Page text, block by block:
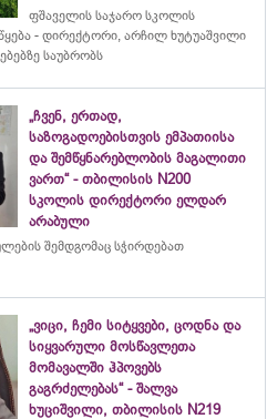
ფშაველის საჯარო სკოლის
- დირექტორი, არჩილ ხუტუაშვილი
საუბრობს
„ჩვენ, ერთად,
საზოგადოებისთვის ემპათიისა
და შემწყნარებლობის მაგალითი
ვართ“ - თბილისის N200
სკოლის დირექტორი ელდარ
არაბული
შემდგომაც სჭირდებათ
„ვიცი, ჩემი სიტყვები, ცოდნა და
სიყვარული მოსწავლეთა
მომავალში ჰპოვებს
გაგრძელებას“ - შალვა
ხუციშვილი, თბილისის N219